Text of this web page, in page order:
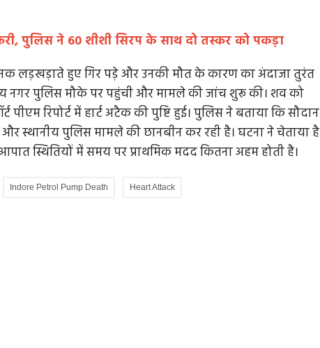
पुलिस ने 60 शीशी सिरप के साथ दो तस्कर को पकड़ा
लड़खड़ाते हुए गिर पड़े और उनकी मौत के कारण का अंदाजा तुरंत
नगर पुलिस मौके पर पहुंची और मामले की जांच शुरू की। शव को
पीएम रिपोर्ट में हार्ट अटैक की पुष्टि हुई। पुलिस ने बताया कि सौदान
स्थानीय पुलिस मामले की छानबीन कर रही है। घटना ने चेताया है
स्थितियों में समय पर प्राथमिक मदद कितना अहम होती है।
Indore Petrol Pump Death Heart Attack